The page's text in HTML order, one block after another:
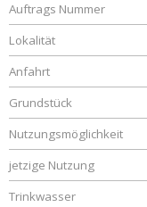
Auftrags Nummer
Lokalität
Anfahrt
Grundstück
Nutzungsmöglichkeit
jetzige Nutzung
Trinkwasser